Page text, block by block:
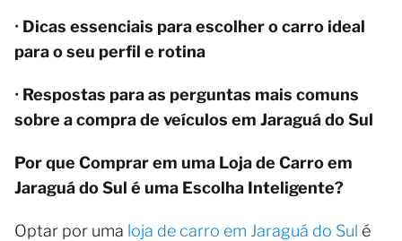
• Dicas essenciais para escolher o carro ideal
para o seu perfil e rotina
• Respostas para as perguntas mais comuns
sobre a compra de veículos em Jaraguá do Sul
Por que Comprar em uma Loja de Carro em
Jaraguá do Sul é uma Escolha Inteligente?
Optar por uma loja de carro em Jaraguá do Sul é